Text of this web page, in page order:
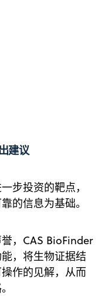
建议
步投资的靶点，
的信息为基础。
，CAS BioFinder
，将生物证据结
作的见解，从而